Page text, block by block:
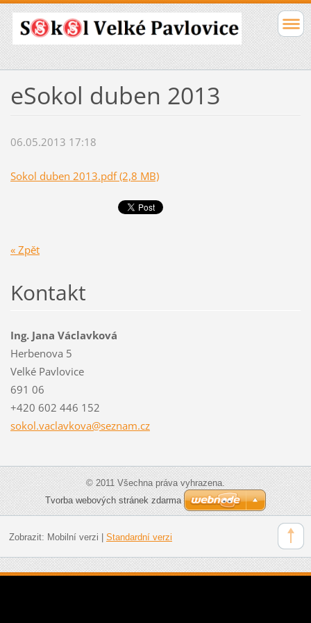
eSokol duben 2013
06.05.2013 17:18
Sokol duben 2013.pdf (2,8 MB)
« Zpět
Kontakt
Ing. Jana Václavková
Herbenova 5
Velké Pavlovice
691 06
+420 602 446 152
sokol.vaclavkova@seznam.cz
© 2011 Všechna práva vyhrazena.
Tvorba webových stránek zdarma
Zobrazit: Mobilní verzi | Standardní verzi